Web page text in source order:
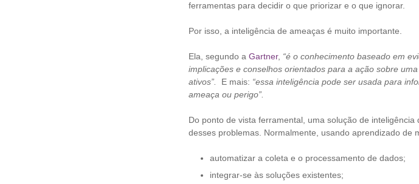
ferramentas para decidir o que priorizar e o que ignorar.
Por isso, a inteligência de ameaças é muito importante.
Ela, segundo a Gartner, “é o conhecimento baseado em
implicações e conselhos orientados para a ação sobre
ativos”. E mais: “essa inteligência pode ser usada para
ameaça ou perigo”.
Do ponto de vista ferramental, uma solução de
desses problemas. Normalmente, usando aprendizado de
automatizar a coleta e o processamento de dados;
integrar-se às soluções existentes;